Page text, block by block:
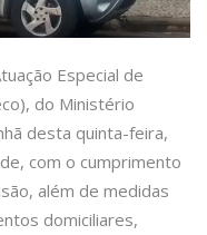
Especial de
do Ministério
desta quinta-feira,
com o cumprimento
além de medidas
domiciliares,